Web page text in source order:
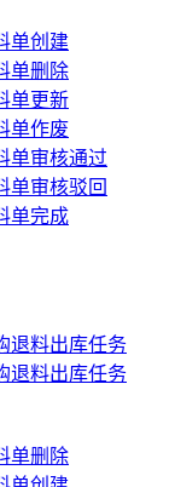
单创建
单删除
单更新
单作废
单审核通过
单审核驳回
单完成
退料出库任务
退料出库任务
单删除